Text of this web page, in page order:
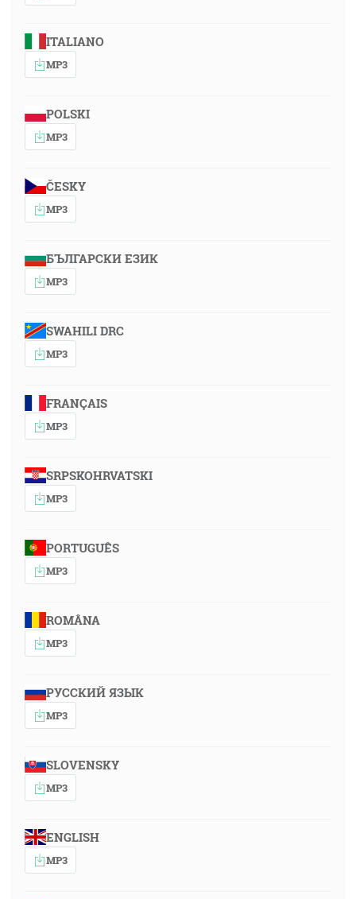
ITALIANO
MP3
POLSKI
MP3
ČESKY
MP3
БЪЛГАРСКИ ЕЗИК
MP3
SWAHILI DRC
MP3
FRANÇAIS
MP3
SRPSKOHRVATSKI
MP3
PORTUGUÊS
MP3
ROMÂNA
MP3
РУССКИЙ ЯЗЫК
MP3
SLOVENSKY
MP3
ENGLISH
MP3